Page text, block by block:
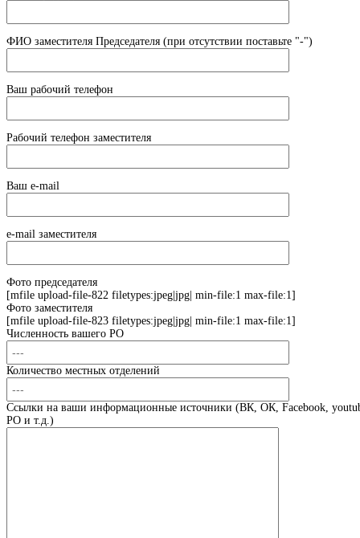
ФИО заместителя Председателя (при отсутствии поставьте "-")
Ваш рабочий телефон
Рабочий телефон заместителя
Ваш e-mail
e-mail заместителя
Фото председателя
[mfile upload-file-822 filetypes:jpeg|jpg| min-file:1 max-file:1]
Фото заместителя
[mfile upload-file-823 filetypes:jpeg|jpg| min-file:1 max-file:1]
Численность вашего РО
Количество местных отделений
Ссылки на ваши информационные источники (ВК, ОК, Facebook,
РО и т.д.)